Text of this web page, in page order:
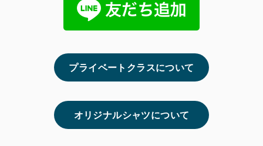
プライベートクラスについて
オリジナルシャツについて